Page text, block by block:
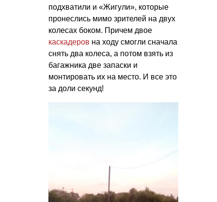
подхватили и «Жигули», которые
пронеслись мимо зрителей на двух
колесах боком. Причем двое
каскадеров на ходу смогли сначала
снять два колеса, а потом взять из
багажника две запаски и
монтировать их на место. И все это
за доли секунд!